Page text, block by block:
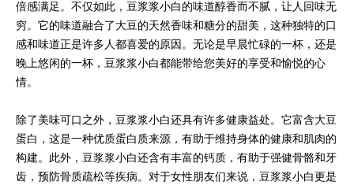
倍感满足。不仅如此，豆浆浆小白的味道醇香而不腻，让人回味无
穷。它的味道融合了大豆的天然香味和糖分的甜美，这种独特的口
感和味道正是许多人都喜爱的原因。无论是早晨忙碌的一杯，还是
晚上悠闲的一杯，豆浆浆小白都能带给您美好的享受和愉悦的心
情。
除了美味可口之外，豆浆浆小白还具有许多健康益处。它富含大豆
蛋白，这是一种优质蛋白质来源，有助于维持身体的健康和肌肉的
构建。此外，豆浆浆小白还含有丰富的钙质，有助于强健骨骼和牙
齿，预防骨质疏松等疾病。对于女性朋友们来说，豆浆浆小白更是